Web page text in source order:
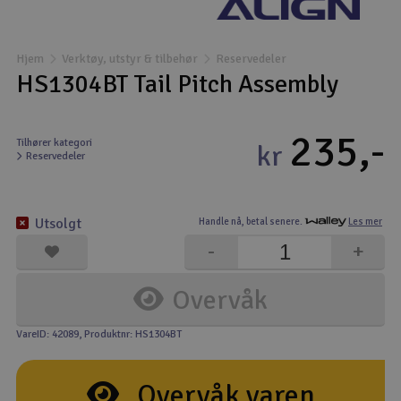
Droner
Fly
Helikopter
Kamerautstyr
Modellbygging, LEGO & byggesett
Modelljernbane
Motor & tilbehør
Hjem Verktøy, utstyr & tilbehør Reservedeler
HS1304BT Tail Pitch Assembly
Tilhører kategori
Reservedeler
Handle nå, betal senere. Les mer
kr 235,-
Overvåk
+
-
Utsolgt
VareID: 42089, Produktnr: HS1304BT